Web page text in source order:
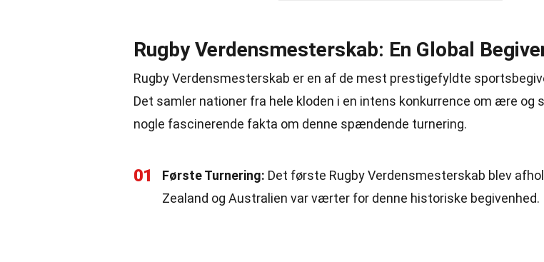
Rugby Verdensmesterskab: En Global
Rugby Verdensmesterskab er en af de mest prestigefyldte
Det samler nationer fra hele kloden i en intens konkurrence om ære og
nogle fascinerende fakta om denne spændende turnering.
01 Første Turnering: Det første Rugby Verdensmesterskab blev
Zealand og Australien var værter for denne historiske begivenhed.